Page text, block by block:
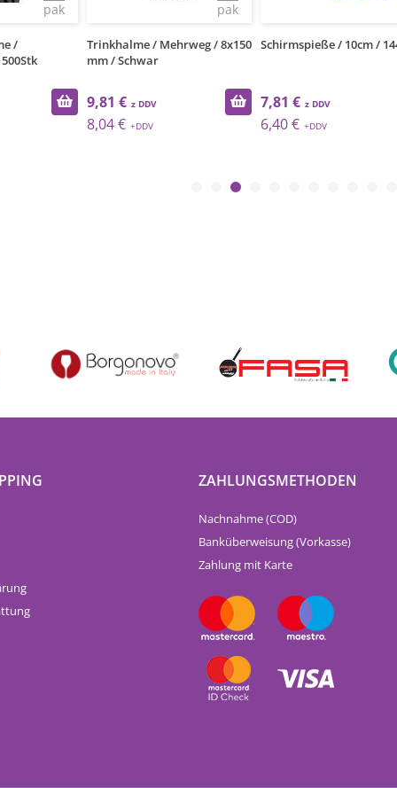
pak
/
pak
Trinkhalme / Mehrweg / 8x150
mm / Schwar
9,81 €
8,04 €
Schirmspieße / 10cm /
7,81 €
6,40 €
ZAHLUNGSMETHODEN
Nachnahme (COD)
Banküberweisung (Vorkasse)
Zahlung mit Karte